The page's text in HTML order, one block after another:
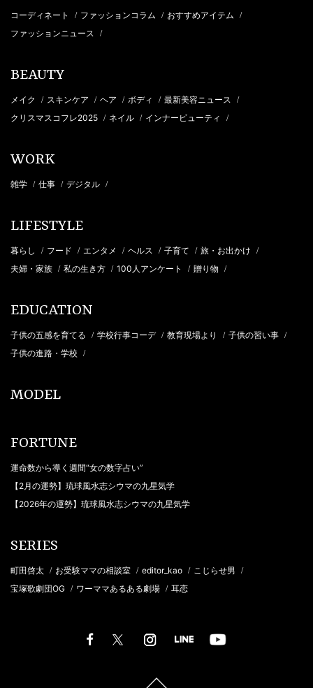
コーディネート / ファッションコラム / おすすめアイテム /
ファッションニュース /
BEAUTY
メイク / スキンケア / ヘア / ボディ / 最新美容ニュース /
クリスマスコフレ2025 / ネイル / インナービューティ /
WORK
雑学 / 仕事 / デジタル /
LIFESTYLE
暮らし / フード / エンタメ / ヘルス / 子育て / 旅・お出かけ /
夫婦・家族 / 私の生き方 / 100人アンケート / 贈り物 /
EDUCATION
子供の五感を育てる / 学校行事コーデ / 教育現場より / 子供の習い事 /
子供の進路・学校 /
MODEL
FORTUNE
運命数から導く週間“女の数字占い”
【2月の運勢】琉球風水志シウマの九星気学
【2026年の運勢】琉球風水志シウマの九星気学
SERIES
町田啓太 / お受験ママの相談室 / editor_kao / こじらせ男 /
宝塚歌劇団OG / ワーママあるある劇場 / 耳恋